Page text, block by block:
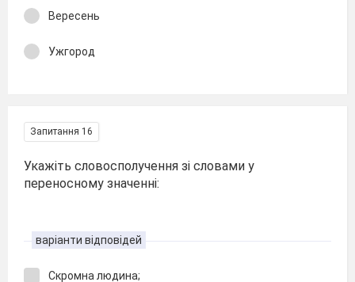
Вересень
Ужгород
Запитання 16
Укажіть словосполучення зі словами у
переносному значенні:
варіанти відповідей
Скромна людина;